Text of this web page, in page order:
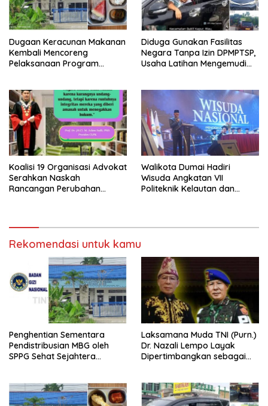
Dugaan Keracunan Makanan
Kembali Mencoreng
Pelaksanaan Program
Bersama Kota Dumai
Diduga Gunakan Fasilitas
Negara Tanpa Izin DPMPTSP,
Usaha Latihan Mengemudi
Koalisi 19 Organisasi Advokat
Serahkan Naskah
Rancangan Perubahan
Walikota Dumai Hadiri
Wisuda Angkatan VII
Politeknik Kelautan dan
Rekomendasi untuk kamu
Penghentian Sementara
Pendistribusian MBG oleh
SPPG Sehat Sejahtera
Laksamana Muda TNI (Purn.)
Dr. Nazali Lempo Layak
Dipertimbangkan sebagai
Berkompromi terhadap
Penegakan Hukum